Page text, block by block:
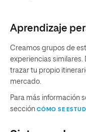
Aprendizaje
Creamos grupos de
experiencias similares.
trazar tu propio
mercado.
Para más información
sección CÓMO SE